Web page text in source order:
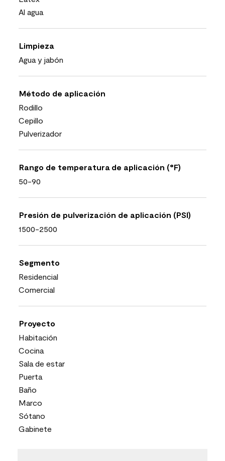
Al agua
Limpieza
Agua y jabón
Método de aplicación
Rodillo
Cepillo
Pulverizador
Rango de temperatura de aplicación (°F)
50-90
Presión de pulverización de aplicación (PSI)
1500-2500
Segmento
Residencial
Comercial
Proyecto
Habitación
Cocina
Sala de estar
Puerta
Baño
Marco
Sótano
Gabinete